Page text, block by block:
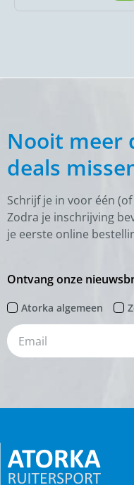
Nooit meer
deals
Schrijf je in voor één
Zodra je inschrijving
je eerste online
Ontvang onze
Atorka algemeen